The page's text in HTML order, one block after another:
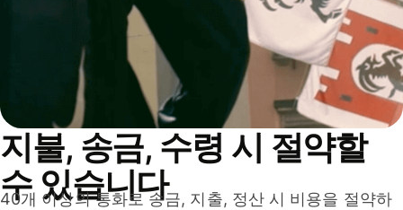
지불, 송금, 수령 시 절약할
수 있습니다
40개 이상의 통화로 송금, 지출, 정산 시 비용을 절약하